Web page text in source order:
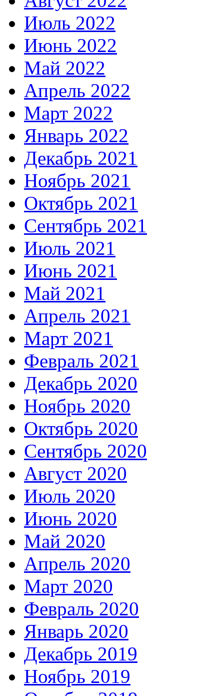
Июль 2022
Июнь 2022
Май 2022
Апрель 2022
Март 2022
Январь 2022
Декабрь 2021
Ноябрь 2021
Октябрь 2021
Сентябрь 2021
Июль 2021
Июнь 2021
Май 2021
Апрель 2021
Март 2021
Февраль 2021
Декабрь 2020
Ноябрь 2020
Октябрь 2020
Сентябрь 2020
Август 2020
Июль 2020
Июнь 2020
Май 2020
Апрель 2020
Март 2020
Февраль 2020
Январь 2020
Декабрь 2019
Ноябрь 2019